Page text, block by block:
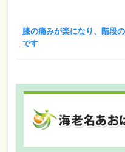
膝の痛みが楽になり、階段
です